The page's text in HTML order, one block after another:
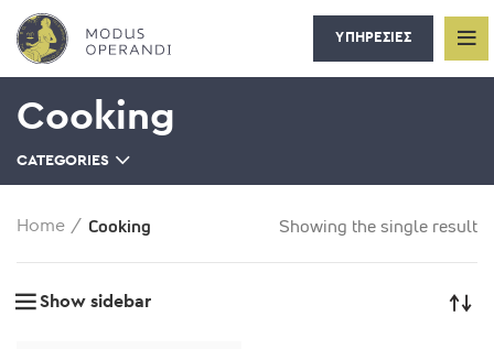
ΥΠΗΡΕΣΙΕΣ
Cooking
CATEGORIES
Home Cooking Showing the single result
Show sidebar